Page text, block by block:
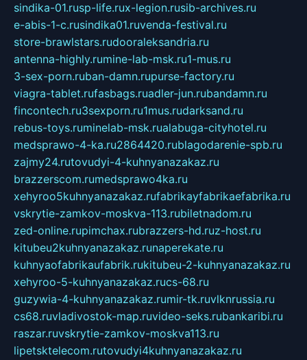
sindika-01.rusp-life.rux-legion.rusib-archives.ru
e-abis-1-c.rusindika01.ruvenda-festival.ru
store-brawlstars.rudooraleksandria.ru
antenna-highly.rumine-lab-msk.ru1-mus.ru
3-sex-porn.ruban-damn.rupurse-factory.ru
viagra-tablet.rufasbags.ruadler-jun.rubandamn.ru
fincontech.ru3sexporn.ru1mus.rudarksand.ru
rebus-toys.ruminelab-msk.rualabuga-cityhotel.ru
medsprawo-4-ka.ru2864420.rublagodarenie-spb.ru
zajmy24.rutovudyi-4-kuhnyanazakaz.ru
brazzerscom.rumedsprawo4ka.ru
xehyroo5kuhnyanazakaz.rufabrikayfabrikaefabrika.ru
vskrytie-zamkov-moskva-113.rubiletnadom.ru
zed-online.rupimchax.rubrazzers-hd.ruz-host.ru
kitubeu2kuhnyanazakaz.runaperekate.ru
kuhnyaofabrikaufabrik.rukitubeu-2-kuhnyanazakaz.ru
xehyroo-5-kuhnyanazakaz.rucs-68.ru
guzywia-4-kuhnyanazakaz.rumir-tk.ruvlknrussia.ru
cs68.ruvladivostok-map.ruvideo-seks.rubankaribi.ru
raszar.ruvskrytie-zamkov-moskva113.ru
lipetsktelecom.rutovudyi4kuhnyanazakaz.ru